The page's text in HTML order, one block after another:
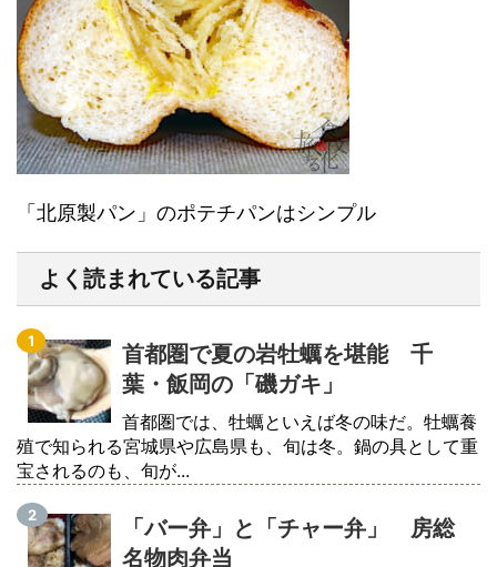
「北原製パン」のポテチパンはシンプル
よく読まれている記事
首都圏で夏の岩牡蠣を堪能 千
葉・飯岡の「磯ガキ」
首都圏では、牡蠣といえば冬の味だ。牡蠣養
殖で知られる宮城県や広島県も、旬は冬。鍋の具として重
宝されるのも、旬が...
「バー弁」と「チャー弁」 房総
名物肉弁当